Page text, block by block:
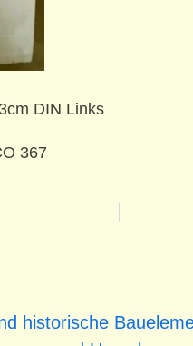
DIN Links
367
historische